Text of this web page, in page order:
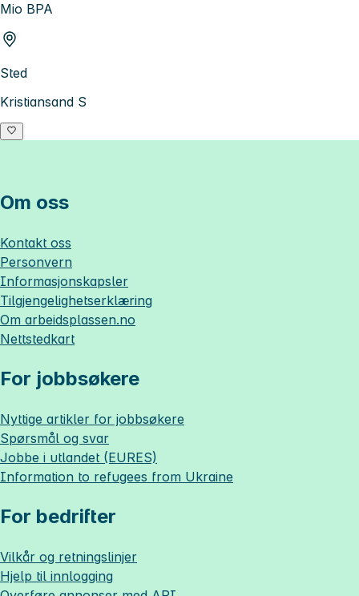
Mio BPA
Sted
Kristiansand S
Om oss
Kontakt oss
Personvern
Informasjonskapsler
Tilgjengelighetserklæring
Om arbeidsplassen.no
Nettstedkart
For jobbsøkere
Nyttige artikler for jobbsøkere
Spørsmål og svar
Jobbe i utlandet (EURES)
Information to refugees from Ukraine
For bedrifter
Vilkår og retningslinjer
Hjelp til innlogging